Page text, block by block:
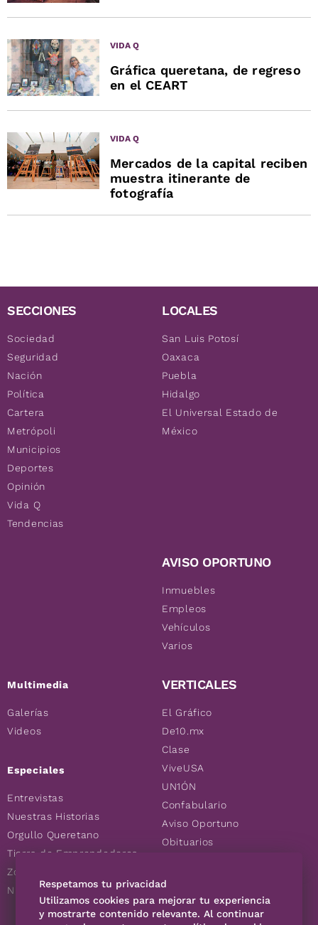
VIDA Q
Gráfica queretana, de regreso
en el CEART
VIDA Q
Mercados de la capital reciben
muestra itinerante de
fotografía
SECCIONES
Sociedad
Seguridad
Nación
Política
Cartera
Metrópoli
Municipios
Deportes
Opinión
Vida Q
Tendencias
Multimedia
Galerías
Videos
Especiales
Entrevistas
Nuestras Historias
Orgullo Queretano
Tierra de Emprendedores
Zoociales
Nuevos Queretanos
LOCALES
San Luis Potosí
Oaxaca
Puebla
Hidalgo
El Universal Estado de
México
AVISO OPORTUNO
Inmuebles
Empleos
Vehículos
Varios
VERTICALES
El Gráfico
De10.mx
Clase
ViveUSA
UN1ÓN
Confabulario
Aviso Oportuno
Obituarios
Consultas
Respetamos tu privacidad
Utilizamos cookies para mejorar tu experiencia
y mostrarte contenido relevante. Al continuar